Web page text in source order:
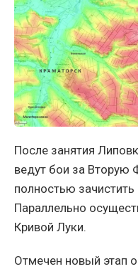
После занятия
ведут бои за Вторую
полностью
Параллельно
Кривой Луки.
Отмечен новый этап